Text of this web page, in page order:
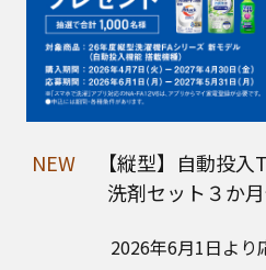
NEW
【縦型】自動投
洗剤セット３か
2026年6月1日より